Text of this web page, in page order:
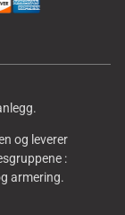
og leverer
:
armering.